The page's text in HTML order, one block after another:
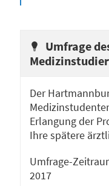
Umfrage
Der
Erlangung der
Ihre spätere
Umfrage-
2017